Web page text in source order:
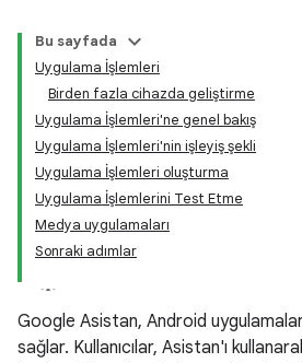
Bu sayfada
Uygulama İşlemleri
Birden fazla cihazda geliştirme
Uygulama İşlemleri'ne genel bakış
Uygulama İşlemleri'nin işleyiş şekli
Uygulama İşlemleri oluşturma
Uygulama İşlemlerini Test Etme
Medya uygulamaları
Sonraki adımlar
Google Asistan, Android
sağlar. Kullanıcılar, Asistan'ı